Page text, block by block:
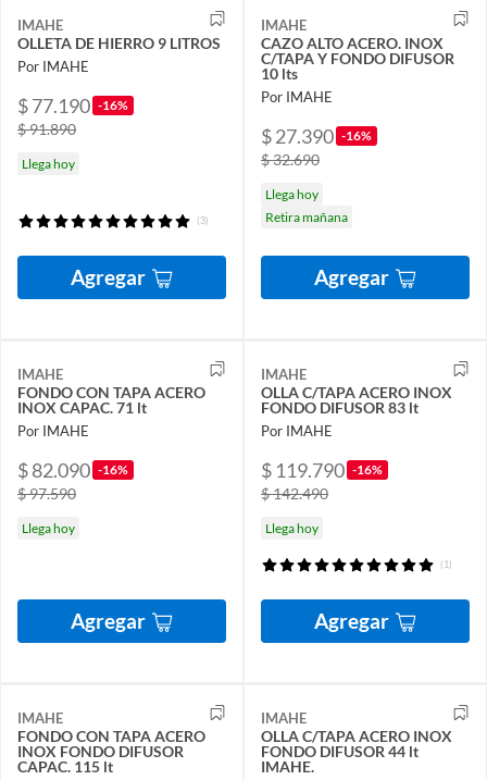
IMAHE
OLLETA DE HIERRO 9 LITROS
Por IMAHE
$ 77.190 -16%
$ 91.890
Llega hoy
(3)
Agregar
IMAHE
CAZO ALTO ACERO. INOX
C/TAPA Y FONDO DIFUSOR
10 lts
Por IMAHE
$ 27.390 -16%
$ 32.690
Llega hoy
Retira mañana
Agregar
IMAHE
FONDO CON TAPA ACERO
INOX CAPAC. 71 lt
Por IMAHE
$ 82.090 -16%
$ 97.590
Llega hoy
Agregar
IMAHE
OLLA C/TAPA ACERO INOX
FONDO DIFUSOR 83 lt
Por IMAHE
$ 119.790 -16%
$ 142.490
Llega hoy
(1)
Agregar
IMAHE
FONDO CON TAPA ACERO
INOX FONDO DIFUSOR
CAPAC. 115 lt
IMAHE
OLLA C/TAPA ACERO INOX
FONDO DIFUSOR 44 lt
IMAHE.